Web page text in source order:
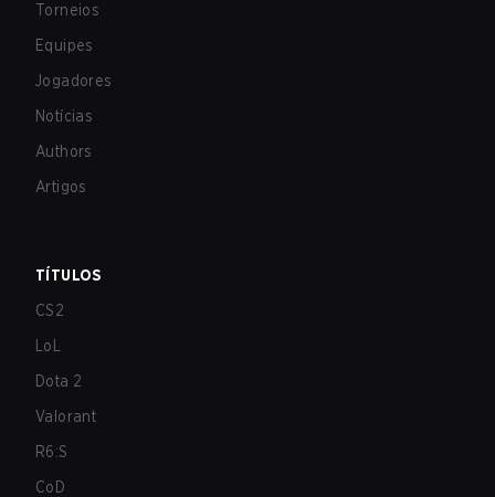
Torneios
Equipes
Jogadores
Notícias
Authors
Artigos
TÍTULOS
CS2
LoL
Dota 2
Valorant
R6:S
CoD